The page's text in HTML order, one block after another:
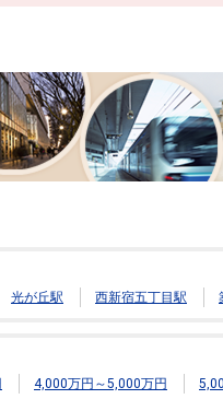
光が丘駅 西新宿五丁目駅
4,000万円～5,000万円